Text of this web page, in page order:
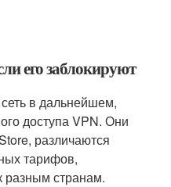
его заблокируют
в дальнейшем,
доступа VPN. Они
различаются
тарифов,
разным странам.